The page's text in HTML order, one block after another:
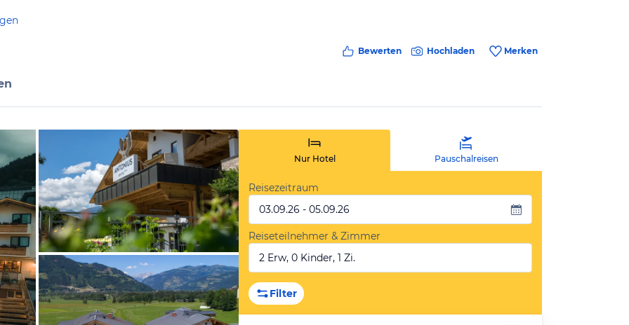
Bewerten Hochladen Merken
vom Hotelier, Juni 2018
Nur Hotel Pauschalreisen
Reisezeitraum
03.09.26 - 05.09.26
Reiseteilnehmer & Zimmer
2 Erw, 0 Kinder, 1 Zi.
Filter